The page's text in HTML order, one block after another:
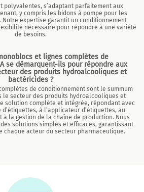
polyvalentes, s’adaptant parfaitement aux
y compris les bidons à pompe pour les
expertise garantit un conditionnement
nécessaire pour répondre à une variété
de besoins.
et lignes complètes de
se démarquent-ils pour répondre aux
des produits hydroalcooliques et
bactéricides ?
de conditionnement sont le summum
le secteur des produits hydroalcooliques et
solution complète et intégrée, répondant avec
à l’applicateur d’étiquettes, au
à la gestion de la chaîne de production. Nous
solutions simples et efficaces, garantissant
chaque acteur du secteur pharmaceutique.